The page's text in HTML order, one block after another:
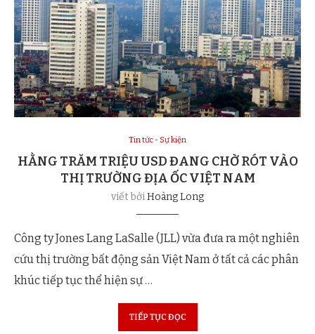
Tin tức - Sự kiện
HẰNG TRĂM TRIỆU USD ĐANG CHỜ RÓT VÀO
THỊ TRƯỜNG ĐỊA ỐC VIỆT NAM
viết bởiHoàng Long
Công ty Jones Lang LaSalle (JLL) vừa đưa ra một nghiên
cứu thị trường bất động sản Việt Nam ở tất cả các phân
khúc tiếp tục thể hiện sự …
TIẾP TỤC ĐỌC